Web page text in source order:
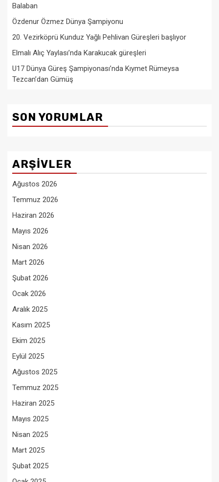
Balaban
Özdenur Özmez Dünya Şampiyonu
20. Vezirköprü Kunduz Yağlı Pehlivan Güreşleri başlıyor
Elmalı Alıç Yaylası’nda Karakucak güreşleri
U17 Dünya Güreş Şampiyonası’nda Kıymet Rümeysa
Tezcan’dan Gümüş
SON YORUMLAR
ARŞIVLER
Ağustos 2026
Temmuz 2026
Haziran 2026
Mayıs 2026
Nisan 2026
Mart 2026
Şubat 2026
Ocak 2026
Aralık 2025
Kasım 2025
Ekim 2025
Eylül 2025
Ağustos 2025
Temmuz 2025
Haziran 2025
Mayıs 2025
Nisan 2025
Mart 2025
Şubat 2025